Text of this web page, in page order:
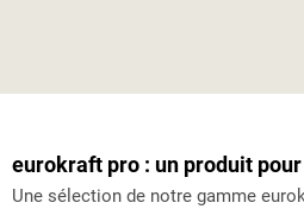
eurokraft pro : un produit
Une sélection de notre gamme